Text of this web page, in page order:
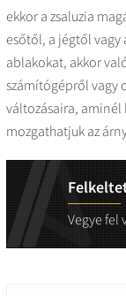
ekkor a zsaluzia
esőtől, a jégtől vagy
ablakokat, akkor
számítógépről vagy
változásaira, aminél
mozgathatjuk az
Vegye fel